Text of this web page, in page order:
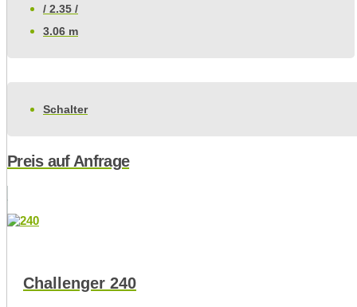
/ 2.35 /
3.06 m
Schalter
Preis auf Anfrage
Challenger 240